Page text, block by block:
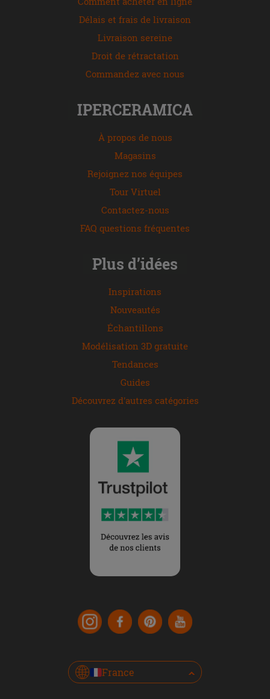
Délais et frais de livraison
Livraison sereine
Droit de rétractation
Commandez avec nous
IPERCERAMICA
À propos de nous
Magasins
Rejoignez nos équipes
Tour Virtuel
Contactez-nous
FAQ questions fréquentes
Plus d’idées
Inspirations
Nouveautés
Échantillons
Modélisation 3D gratuite
Tendances
Guides
Découvrez d'autres catégories
France